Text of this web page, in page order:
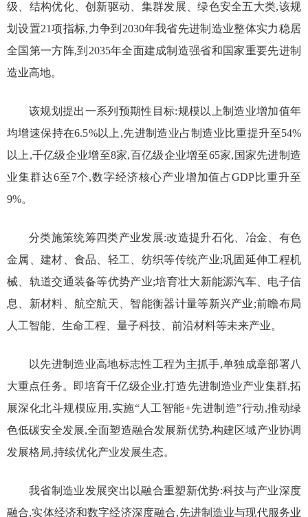
级、结构优化、创新驱动、集群发展、绿色安全五大类,该规
划设置21项指标,力争到2030年我省先进制造业整体实力稳居
全国第一方阵,到2035年全面建成制造强省和国家重要先进制
造业高地。
该规划提出一系列预期性目标:规模以上制造业增加值年
均增速保持在6.5%以上,先进制造业占制造业比重提升至54%
以上,千亿级企业增至8家,百亿级企业增至65家,国家先进制造
业集群达6至7个,数字经济核心产业增加值占GDP比重升至
9%。
分类施策统筹四类产业发展:改造提升石化、冶金、有色
金属、建材、食品、轻工、纺织等传统产业;巩固延伸工程机
械、轨道交通装备等优势产业;培育壮大新能源汽车、电子信
息、新材料、航空航天、智能衡器计量等新兴产业;前瞻布局
人工智能、生命工程、量子科技、前沿材料等未来产业。
以先进制造业高地标志性工程为主抓手,单独成章部署八
大重点任务。即培育千亿级企业,打造先进制造业产业集群,拓
展深化北斗规模应用,实施“人工智能+先进制造”行动,推动绿
色低碳安全发展,全面塑造融合发展新优势,构建区域产业协调
发展格局,持续优化产业发展生态。
我省制造业发展突出以融合重塑新优势:科技与产业深度
融合,实体经济和数字经济深度融合,先进制造业与现代服务业